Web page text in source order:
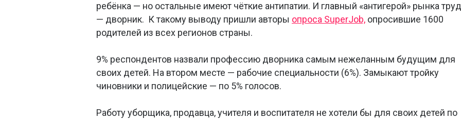
ребёнка — но остальные имеют чёткие антипатии. И главный «антигерой» рынка
— дворник. К такому выводу пришли авторы опроса SuperJob, опросившие 1600
родителей из всех регионов страны.
9% респондентов назвали профессию дворника самым нежеланным будущим для
своих детей. На втором месте — рабочие специальности (6%). Замыкают тройку
чиновники и полицейские — по 5% голосов.
Работу уборщика, продавца, учителя и воспитателя не хотели бы для своих детей по